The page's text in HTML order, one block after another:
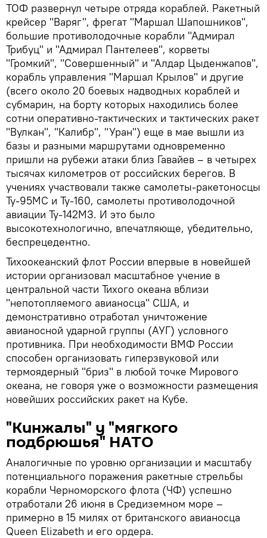
ТОФ развернул четыре отряда кораблей. Ракетный
крейсер "Варяг", фрегат "Маршал Шапошников",
большие противолодочные корабли "Адмирал
Трибуц" и "Адмирал Пантелеев", корветы
"Громкий", "Совершенный" и "Алдар Цыденжапов",
корабль управления "Маршал Крылов" и другие
(всего около 20 боевых надводных кораблей и
субмарин, на борту которых находились более
сотни оперативно-тактических и тактических ракет
"Вулкан", "Калибр", "Уран") еще в мае вышли из
базы и разными маршрутами одновременно
пришли на рубежи атаки близ Гавайев – в четырех
тысячах километров от российских берегов. В
учениях участвовали также самолеты-ракетоносцы
Ту-95МС и Ту-160, самолеты противолодочной
авиации Ту-142МЗ. И это было
высокотехнологично, впечатляюще, убедительно,
беспрецедентно.
Тихоокеанский флот России впервые в новейшей
истории организовал масштабное учение в
центральной части Тихого океана вблизи
"непотопляемого авианосца" США, и
демонстративно отработал уничтожение
авианосной ударной группы (АУГ) условного
противника. При необходимости ВМФ России
способен организовать гиперзвуковой или
термоядерный "бриз" в любой точке Мирового
океана, не говоря уже о возможности размещения
новейших российских ракет на Кубе.
"Кинжалы" у "мягкого
подбрюшья" НАТО
Аналогичные по уровню организации и масштабу
потенциального поражения ракетные стрельбы
корабли Черноморского флота (ЧФ) успешно
отработали 26 июня в Средиземном море –
примерно в 15 милях от британского авианосца
Queen Elizabeth и его ордера.